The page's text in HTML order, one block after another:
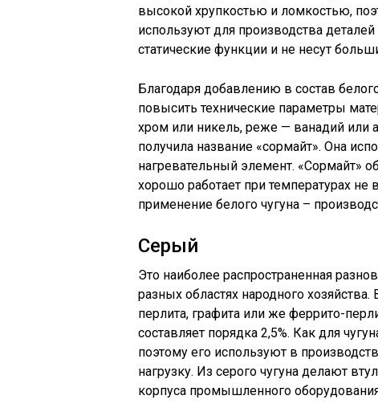
высокой хрупкостью и ломкостью,
используют для производства
статические функции и не несут
Благодаря добавлению в состав
повысить технические параметры
хром или никель, реже — ванадий или
получила название «сормайт». Она
нагревательный элемент. «Сормайт»
хорошо работает при температурах
применение белого чугуна –
Серый
Это наиболее распространенная
разных областях народного
перлита, графита или же феррито-
составляет порядка 2,5%. Как для
поэтому его используют в
нагрузку. Из серого чугуна делают
корпуса промышленного